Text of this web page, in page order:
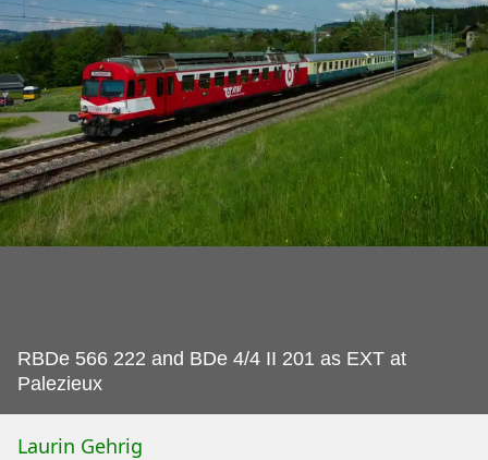
RBDe 566 222 and BDe 4/4 II 201 as EXT at
Palezieux
Laurin Gehrig